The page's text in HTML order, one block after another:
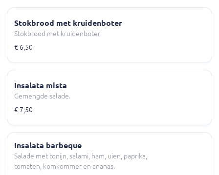
Stokbrood met kruidenboter
Stokbrood met kruidenboter
€ 6,50
Insalata mista
Gemengde salade.
€ 7,50
Insalata barbeque
Salade met tonijn, salami, ham, uien, paprika,
tomaten, komkommer en ananas.